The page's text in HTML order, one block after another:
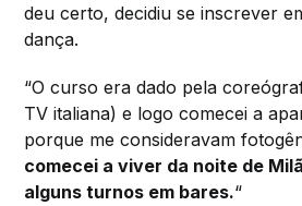
deu certo, decidiu se inscrever
dança.
“O curso era dado pela
TV italiana) e logo comecei a
porque me consideravam
comecei a viver da noite de
alguns turnos em bares.“